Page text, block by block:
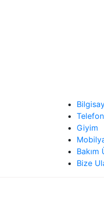
Giyim
Bakım
Bize